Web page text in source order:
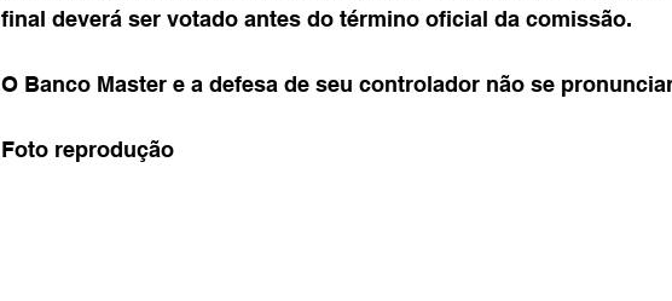
final deverá ser votado antes do término oficial da comissão.
O Banco Master e a defesa de seu controlador não se
Foto reprodução